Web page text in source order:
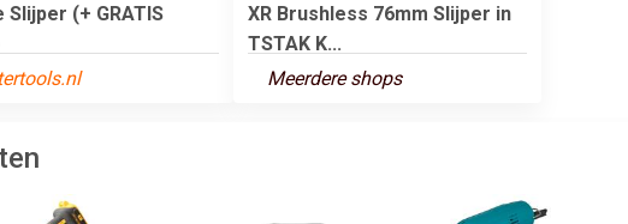
Slijper (+ GRATIS
XR Brushless 76mm Slijper in
TSTAK K...
Meerdere shops